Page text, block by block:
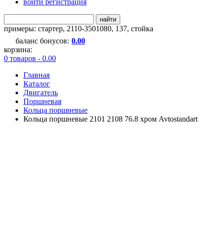
найти
примеры: стартер, 2110-3501080, 137, стойка
баланс бонусов: 0.00
корзина:
0 товаров - 0.00
Главная
Каталог
Двигатель
Поршневая
Кольца поршневые
Кольца поршневые 2101 2108 76.8 хром Avtostandart